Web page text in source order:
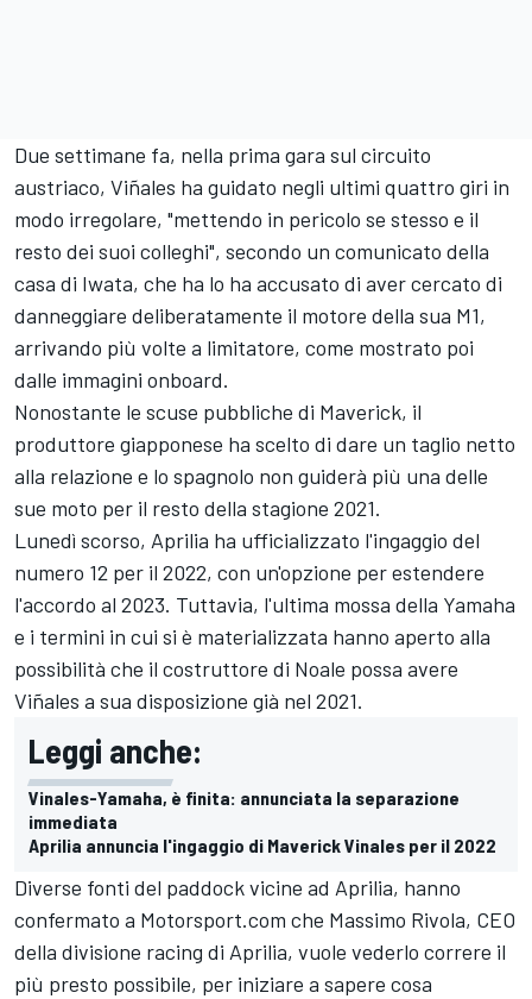
Due settimane fa, nella prima gara sul circuito
austriaco, Viñales ha guidato negli ultimi quattro giri in
modo irregolare, "mettendo in pericolo se stesso e il
resto dei suoi colleghi", secondo un comunicato della
casa di Iwata, che ha lo ha accusato di aver cercato di
danneggiare deliberatamente il motore della sua M1,
arrivando più volte a limitatore, come mostrato poi
dalle immagini onboard.
Nonostante le scuse pubbliche di Maverick, il
produttore giapponese ha scelto di dare un taglio netto
alla relazione e lo spagnolo non guiderà più una delle
sue moto per il resto della stagione 2021.
Lunedì scorso, Aprilia ha ufficializzato l'ingaggio del
numero 12 per il 2022, con un'opzione per estendere
l'accordo al 2023. Tuttavia, l'ultima mossa della Yamaha
e i termini in cui si è materializzata hanno aperto alla
possibilità che il costruttore di Noale possa avere
Viñales a sua disposizione già nel 2021.
Leggi anche:
Vinales-Yamaha, è finita: annunciata la separazione
immediata
Aprilia annuncia l'ingaggio di Maverick Vinales per il 2022
Diverse fonti del paddock vicine ad Aprilia, hanno
confermato a Motorsport.com che Massimo Rivola, CEO
della divisione racing di Aprilia, vuole vederlo correre il
più presto possibile, per iniziare a sapere cosa